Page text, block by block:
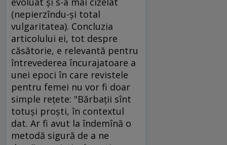
(nepierzîndu-şi total
vulgaritatea). Concluzia
articolului ei, tot despre
căsătorie, e relevantă pentru
întrevederea încurajatoare a
unei epoci în care revistele
pentru femei nu vor fi doar
simple reţete: "Bărbaţii sînt
totuşi proşti, în contextul
dat. Ar fi avut la îndemînă o
metodă sigură de a ne